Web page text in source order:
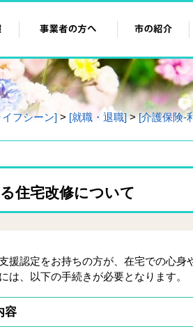
イフシーン]> [就職・退職]>[介護保険‐
住宅改修について
援認定をお持ちの方が、在宅での心
は、以下の手続きが必要となります。
容